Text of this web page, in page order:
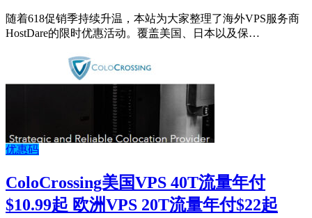
随着618促销季持续升温，本站为大家整理了海外VPS服务商
HostDare的限时优惠活动。覆盖美国、日本以及保…
优惠码
ColoCrossing美国VPS 40T流量年付
$10.99起 欧洲VPS 20T流量年付$22起